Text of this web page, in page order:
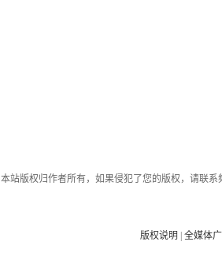
本站版权归作者所有，如果侵犯了您的版权，请联
版权说明 |全媒体